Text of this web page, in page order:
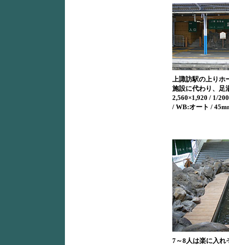
上諏訪駅の上りホ
施設に代わり、足
2,560×1,920 / 1/
/ WB:オート /
7～8人は楽に入れ